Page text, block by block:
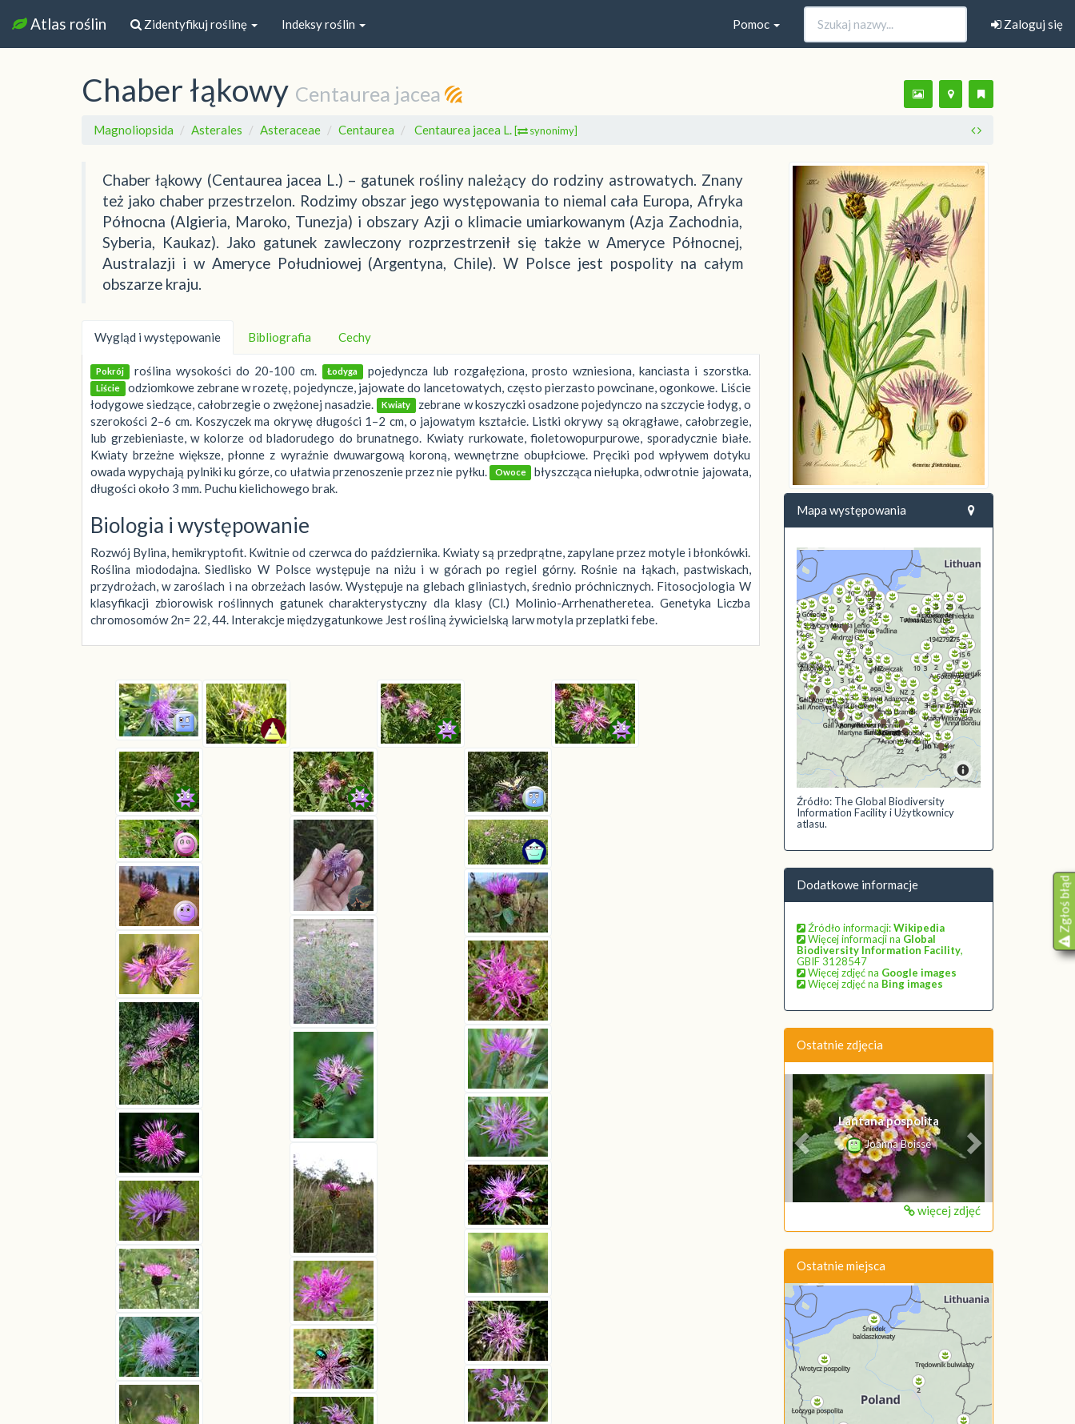
Atlas roślin Zidentyfikuj roślinę Indeksy roślin Zaloguj się
Pomoc
Chaber łąkowy Centaurea jacea
Magnoliopsida Asterales Asteraceae Centaurea Centaurea jacea L. [ synonimy]
Chaber łąkowy (Centaurea jacea L.) – gatunek rośliny należący do rodziny astrowatych. Znany
też jako chaber przestrzelon. Rodzimy obszar jego występowania to niemal cała Europa, Afryka
Północna (Algieria, Maroko, Tunezja) i obszary Azji o klimacie umiarkowanym (Azja Zachodnia,
Syberia, Kaukaz). Jako gatunek zawleczony rozprzestrzenił się także w Ameryce Północnej,
Australazji i w Ameryce Południowej (Argentyna, Chile). W Polsce jest pospolity na całym
obszarze kraju.
Wygląd i występowanie Bibliografia Cechy
Pokrój roślina wysokości do 20-100 cm. Łodyga pojedyncza lub rozgałęziona, prosto wzniesiona, kanciasta i szorstka.
Liście odziomkowe zebrane w rozetę, pojedyncze, jajowate do lancetowatych, często pierzasto powcinane, ogonkowe. Liście
łodygowe siedzące, całobrzegie o zwężonej nasadzie.
Kwiaty
zebrane w koszyczki osadzone pojedynczo na szczycie łodyg, o
szerokości 2–6 cm. Koszyczek ma okrywę długości 1–2 cm, o jajowatym kształcie. Listki okrywy są okrągławe, całobrzegie,
lub grzebieniaste, w kolorze od bladorudego do brunatnego. Kwiaty rurkowate, fioletowopurpurowe, sporadycznie białe.
Kwiaty brzeżne większe, płonne z wyraźnie dwuwargową koroną, wewnętrzne obupłciowe. Pręciki pod wpływem dotyku
owada wypychają pylniki ku górze, co ułatwia przenoszenie przez nie pyłku.
Owoce
błyszcząca niełupka, odwrotnie jajowata,
długości około 3 mm. Puchu kielichowego brak.
Biologia i występowanie
Rozwój Bylina, hemikryptofit. Kwitnie od czerwca do października. Kwiaty są przedprątne, zapylane przez motyle i błonkówki.
Roślina miododajna. Siedlisko W Polsce występuje na niżu i w górach po regiel górny. Rośnie na łąkach, pastwiskach,
przydrożach, w zaroślach i na obrzeżach lasów. Występuje na glebach gliniastych, średnio próchnicznych. Fitosocjologia W
klasyfikacji zbiorowisk roślinnych gatunek charakterystyczny dla klasy (Cl.) Molinio-Arrhenatheretea. Genetyka Liczba
chromosomów 2n= 22, 44. Interakcje międzygatunkowe Jest rośliną żywicielską larw motyla przeplatki febe.
Mapa występowania
Źródło: The Global Biodiversity
Information Facility i Użytkownicy
atlasu.
Dodatkowe informacje
Źródło informacji:Wikipedia
Więcej informacji na Global
Biodiversity Information Facility,
GBIF 3128547
Więcej zdjęć na Google images
Więcej zdjęć na Bing images
Ostatnie zdjęcia
Lantana pospolita
Joanna Boisse
Lantana pospolita
Joanna Boisse
Poprzednie Następne
więcej zdjęć
Ostatnie miejsca
Zgłoś błąd